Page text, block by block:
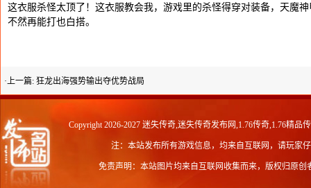
这衣服杀怪太顶了！这衣服教会我，游戏里的杀怪得穿对装备，天魔
不然再能打也白搭。
·上一篇: 狂龙出海强势输出夺优势战局
Copyright 2026-2027 迷失传奇,迷失传奇发布网,1.76传奇,1.76精品
注：本站发布所有游戏信息，均来自互联网，请玩家
免责声明：本站图片均来自互联网收集而来，版权归原